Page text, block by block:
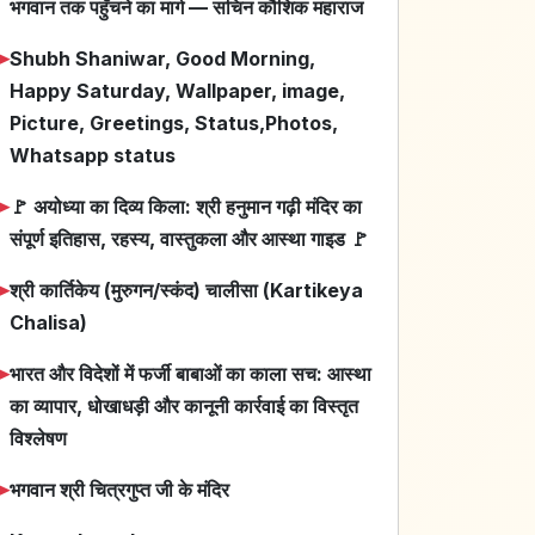
भगवान तक पहुँचने का मार्ग — सचिन कौशिक महाराज
Shubh Shaniwar, Good Morning,
Happy Saturday, Wallpaper, image,
Picture, Greetings, Status,Photos,
Whatsapp status
🚩 अयोध्या का दिव्य किला: श्री हनुमान गढ़ी मंदिर का
संपूर्ण इतिहास, रहस्य, वास्तुकला और आस्था गाइड 🚩
श्री कार्तिकेय (मुरुगन/स्कंद) चालीसा (Kartikeya
Chalisa)
भारत और विदेशों में फर्जी बाबाओं का काला सच: आस्था
का व्यापार, धोखाधड़ी और कानूनी कार्रवाई का विस्तृत
विश्लेषण
भगवान श्री चित्रगुप्त जी के मंदिर